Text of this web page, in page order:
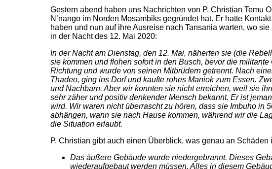
Gestern abend haben uns Nachrichten von P. Christian Temu
N’nango im Norden Mosambiks gegründet hat. Er hatte
haben und nun auf ihre Ausreise nach Tansania warten, wo
in der Nacht des 12. Mai 2020:
In der Nacht am Dienstag, den 12. Mai, näherten sie (die
sie kommen und flohen sofort in den Busch, bevor die
Richtung und wurde von seinen Mitbrüdern getrennt. Nach
Thadeo, ging ins Dorf und kaufte rohes Maniok zum Essen.
und Nachbarn. Aber wir konnten sie nicht erreichen, weil sie
sehr zäher und positiv denkender Mensch bekannt. Er ist
wird. Wir waren nicht überrascht zu hören, dass sie Imbuho in
abhängen, wann sie nach Hause kommen, während wir die
die Situation erlaubt.
P. Christian gibt auch einen Überblick, was genau an Schäden
Das äußere Gebäude wurde niedergebrannt. Dieses
wiederaufgebaut werden müssen. Alles in diesem